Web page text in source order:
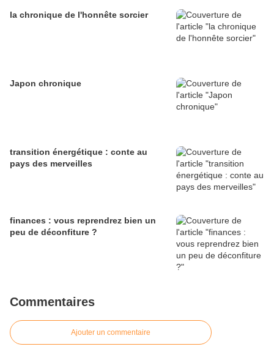
la chronique de l'honnête sorcier
Japon chronique
transition énergétique : conte au
pays des merveilles
finances : vous reprendrez bien un
peu de déconfiture ?
Commentaires
Ajouter un commentaire